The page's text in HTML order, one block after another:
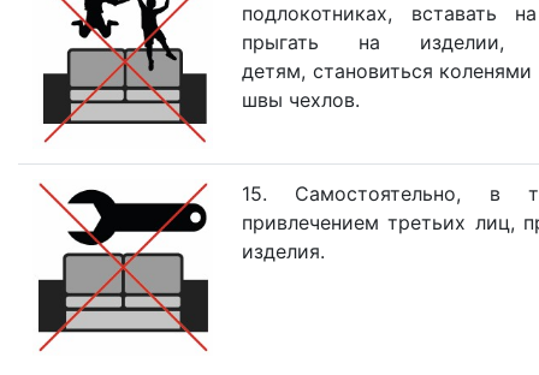
подлокотниках, вставать
прыгать на
детям, становиться
швы чехлов.
15. Самостоятельно,
привлечением третьих лиц,
изделия.